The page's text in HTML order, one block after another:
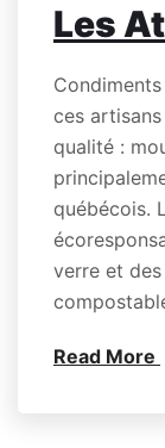
Les
ces
qualité :
québécois.
verre et
Read More